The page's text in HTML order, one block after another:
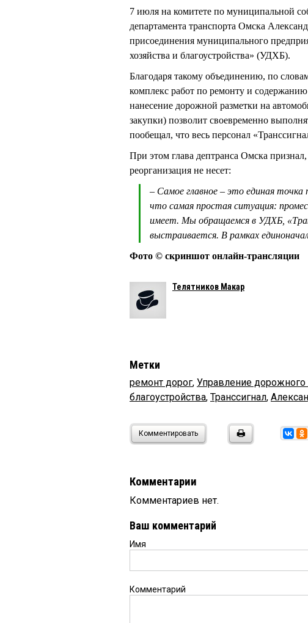
7 июля на комитете по муниципальной
департамента транспорта Омска
присоединения муниципального
хозяйства и благоустройства» (УДХБ).
Благодаря такому объединению, по
комплекс работ по ремонту и
нанесение дорожной разметки на
закупки) позволит своевременно
пообещал, что весь персонал
При этом глава дептранса Омска
реорганизация не несет:
– Самое главное – это единая
что самая простая ситуация:
имеет. Мы обращаемся в УДХБ,
выстраивается. В рамках
Фото © скриншот онлайн-трансляции
Телятников Макар
Метки
ремонт дорог, Управление дорожного
благоустройства, Транссигнал,
Комментировать
Комментарии
Комментариев нет.
Ваш комментарий
Имя
Комментарий